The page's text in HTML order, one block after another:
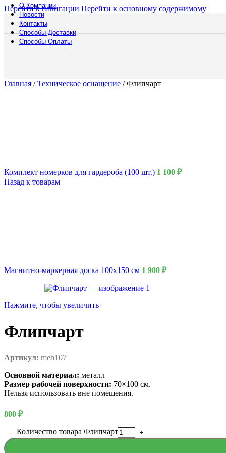
Перейти к навигации Перейти к основному содержимому
О Компании
Новости
Контакты
Способы Доставки
Способы Оплаты
Главная / Техническое оснащение / Флипчарт
Комплект номерков для гардероба (100 шт.) 1 100 ₽
Назад к товарам
Магнитно-маркерная доска 100x150 см 1 900 ₽
Нажмите, чтобы увеличить
Флипчарт
Артикул: meb107
Основной материал: металл
Размер рабочей поверхности: 70×100 см.
Нельзя использовать вне помещения.
800 ₽
Количество товара Флипчарт